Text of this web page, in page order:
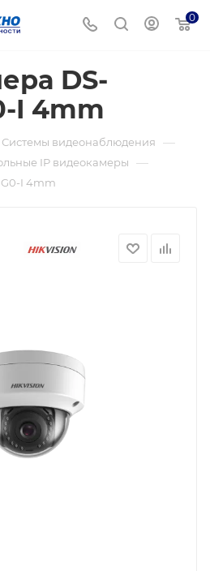
0
DS-
I 4mm
Системы видеонаблюдения —
IP видеокамеры —
I 4mm